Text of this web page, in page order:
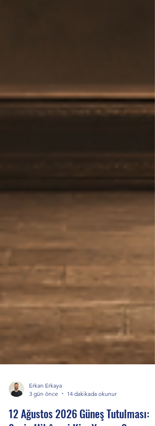
3 gün önce
14 dakikada okunur